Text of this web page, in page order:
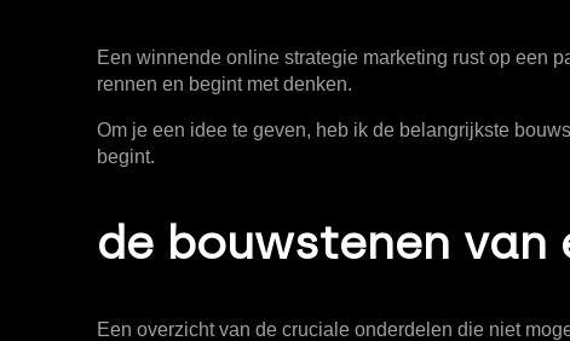
Een winnende online strategie marketing rust op een
rennen en begint met denken.
Om je een idee te geven, heb ik de belangrijkste
begint.
de bouwstenen
Een overzicht van de cruciale onderdelen die niet